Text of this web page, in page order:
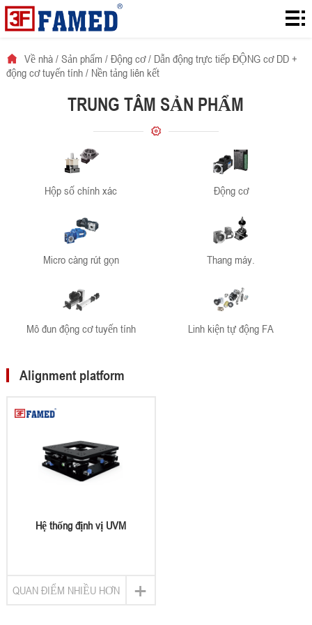
Về
phẩm
Download
Về nhà/ Sản phẩm / Động cơ/ Dẫn động trực tiếp ĐỘNG cơ DD +
động cơ tuyến tính/ Nền tảng liên kết
TRUNG TÂM SẢN PHẨM
Hộp số chính xác Động cơ
Micro càng rút gọn Thang máy.
Mô đun động cơ tuyến tính Linh kiện tự động FA
Alignment platform
Hệ thống định vị UVM
+
QUAN ĐIỂM NHIỀU HƠN